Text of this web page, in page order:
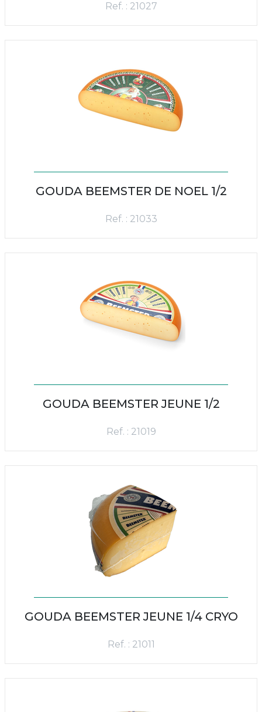
Ref. : 21027
GOUDA BEEMSTER DE NOEL 1/2
Ref. : 21033
GOUDA BEEMSTER JEUNE 1/2
Ref. : 21019
GOUDA BEEMSTER JEUNE 1/4 CRYO
Ref. : 21011